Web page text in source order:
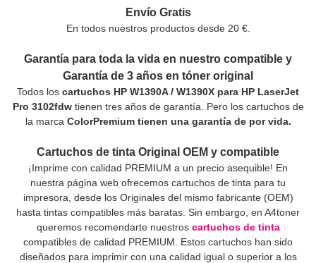
Envío Gratis
En todos nuestros productos desde 20 €.
Garantía para toda la vida en nuestro compatible y
Garantía de 3 años en tóner original
Todos los cartuchos HP W1390A / W1390X para HP LaserJet
Pro 3102fdwtienen tres años de garantía. Pero los cartuchos de
la marca ColorPremium tienen una garantía de por vida.
Cartuchos de tinta Original OEM y compatible
¡Imprime con calidad PREMIUM a un precio asequible! En
nuestra página web ofrecemos cartuchos de tinta para tu
impresora, desde los Originales del mismo fabricante (OEM)
hasta tintas compatibles más baratas. Sin embargo, en A4toner
queremos recomendarte nuestros cartuchos de tinta
compatibles de calidad PREMIUM. Estos cartuchos han sido
diseñados para imprimir con una calidad igual o superior a los